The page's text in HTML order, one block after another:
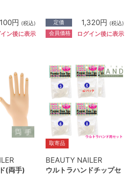
円 (税込)
ン後に表示
定価 1,320円 (税込)
会員価格 ログイン後に表示
(両手)
取寄品
BEAUTY NAILER
ウルトラハンドチップセ